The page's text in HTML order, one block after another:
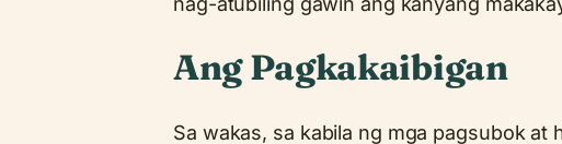
Ang Pagkakaibigan
Sa wakas, sa kabila ng mga pagsubok at